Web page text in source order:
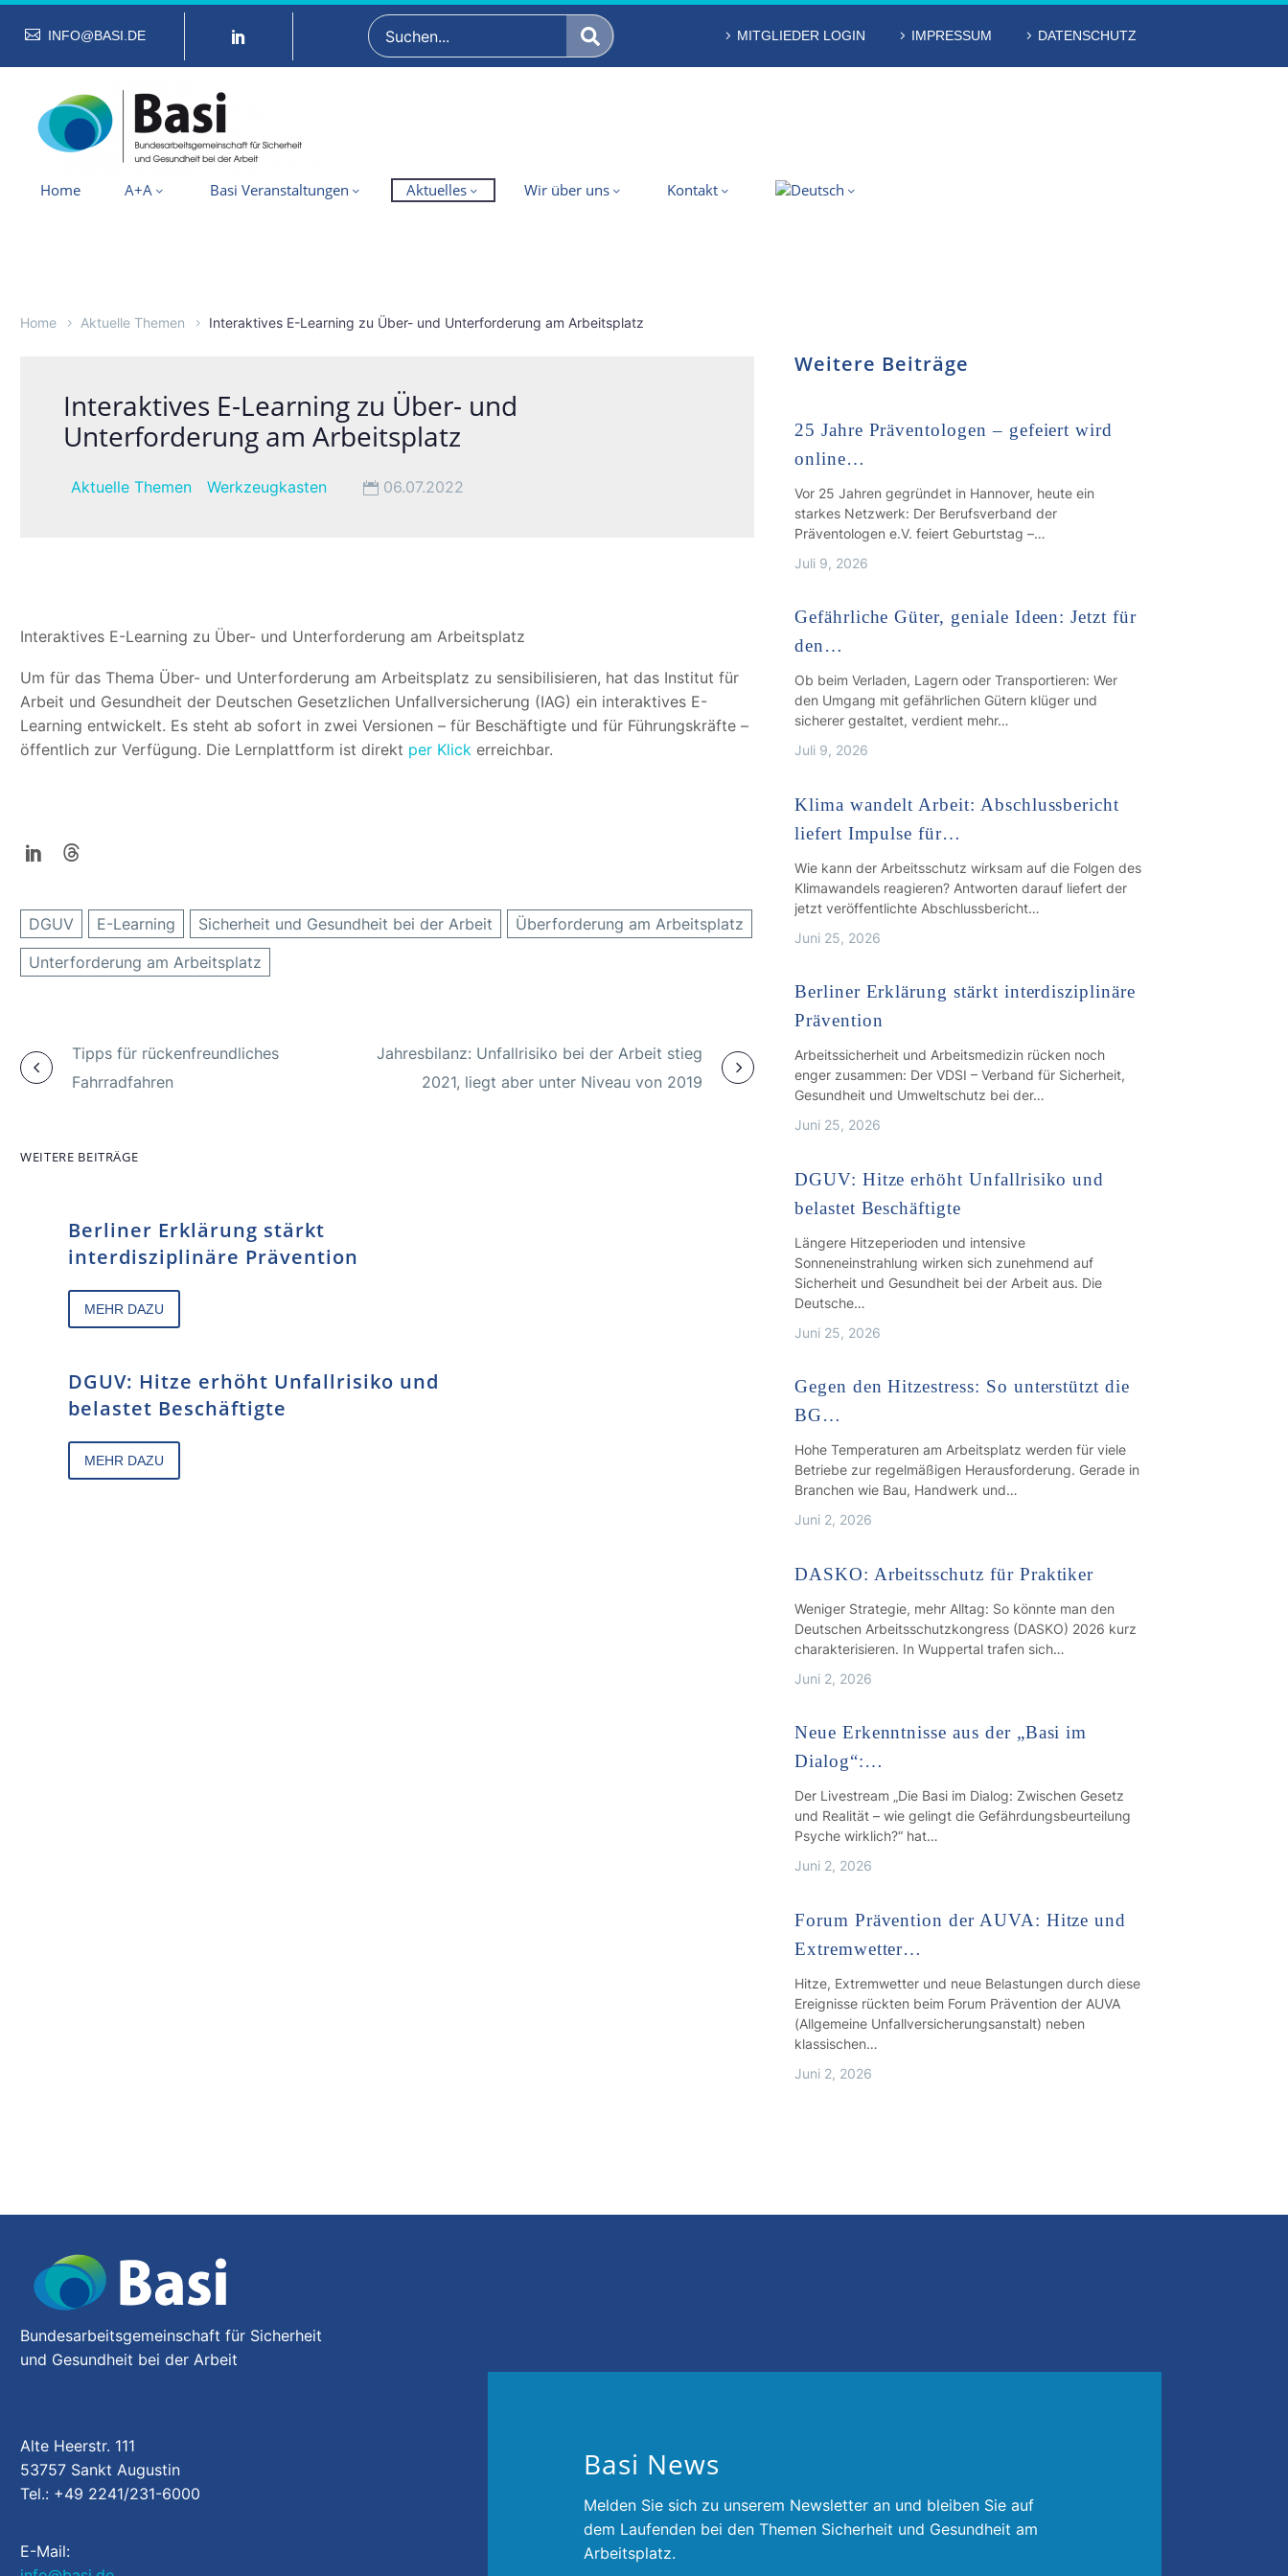
INFO@BASI.DE MITGLIEDER LOGIN IMPRESSUM DATENSCHUTZ
Home A+A Basi Veranstaltungen Aktuelles Wir über uns Kontakt
Home Aktuelle Themen Interaktives E-Learning zu Über- und Unterforderung am Arbeitsplatz
Interaktives E-Learning zu Über- und
Unterforderung am Arbeitsplatz
Aktuelle Themen Werkzeugkasten 06.07.2022
Interaktives E-Learning zu Über- und Unterforderung am Arbeitsplatz
Um für das Thema Über- und Unterforderung am Arbeitsplatz zu sensibilisieren, hat das Institut für
Arbeit und Gesundheit der Deutschen Gesetzlichen Unfallversicherung (IAG) ein interaktives E-
Learning entwickelt. Es steht ab sofort in zwei Versionen – für Beschäftigte und für Führungskräfte –
öffentlich zur Verfügung. Die Lernplattform ist direkt per Klick erreichbar.
DGUV E-Learning Sicherheit und Gesundheit bei der Arbeit
Überforderung am Arbeitsplatz
Unterforderung am Arbeitsplatz
Tipps für rückenfreundliches
Fahrradfahren
Jahresbilanz: Unfallrisiko bei der Arbeit stieg
2021, liegt aber unter Niveau von 2019
WEITERE BEITRÄGE
Berliner Erklärung stärkt
interdisziplinäre Prävention
MEHR DAZU
DGUV: Hitze erhöht Unfallrisiko und
belastet Beschäftigte
MEHR DAZU
Weitere Beiträge
25 Jahre Präventologen – gefeiert wird
online…
Vor 25 Jahren gegründet in Hannover, heute ein
starkes Netzwerk: Der Berufsverband der
Präventologen e.V. feiert Geburtstag –…
Juli 9, 2026
Gefährliche Güter, geniale Ideen: Jetzt für
den…
Ob beim Verladen, Lagern oder Transportieren: Wer
den Umgang mit gefährlichen Gütern klüger und
sicherer gestaltet, verdient mehr…
Juli 9, 2026
Klima wandelt Arbeit: Abschlussbericht
liefert Impulse für…
Wie kann der Arbeitsschutz wirksam auf die Folgen des
Klimawandels reagieren? Antworten darauf liefert der
jetzt veröffentlichte Abschlussbericht…
Juni 25, 2026
Berliner Erklärung stärkt interdisziplinäre
Prävention
Arbeitssicherheit und Arbeitsmedizin rücken noch
enger zusammen: Der VDSI – Verband für Sicherheit,
Gesundheit und Umweltschutz bei der…
Juni 25, 2026
DGUV: Hitze erhöht Unfallrisiko und
belastet Beschäftigte
Längere Hitzeperioden und intensive
Sonneneinstrahlung wirken sich zunehmend auf
Sicherheit und Gesundheit bei der Arbeit aus. Die
Deutsche…
Juni 25, 2026
Gegen den Hitzestress: So unterstützt die
BG…
Hohe Temperaturen am Arbeitsplatz werden für viele
Betriebe zur regelmäßigen Herausforderung. Gerade in
Branchen wie Bau, Handwerk und…
Juni 2, 2026
DASKO: Arbeitsschutz für Praktiker
Weniger Strategie, mehr Alltag: So könnte man den
Deutschen Arbeitsschutzkongress (DASKO) 2026 kurz
charakterisieren. In Wuppertal trafen sich…
Juni 2, 2026
Neue Erkenntnisse aus der „Basi im
Dialog“:…
Der Livestream „Die Basi im Dialog: Zwischen Gesetz
und Realität – wie gelingt die Gefährdungsbeurteilung
Psyche wirklich?“ hat…
Juni 2, 2026
Forum Prävention der AUVA: Hitze und
Extremwetter…
Hitze, Extremwetter und neue Belastungen durch diese
Ereignisse rückten beim Forum Prävention der AUVA
(Allgemeine Unfallversicherungsanstalt) neben
klassischen…
Juni 2, 2026
Bundesarbeitsgemeinschaft für Sicherheit
und Gesundheit bei der Arbeit
Alte Heerstr. 111
53757 Sankt Augustin
Tel.: +49 2241/231-6000
E-Mail:
Basi News
Melden Sie sich zu unserem Newsletter an und bleiben Sie auf
dem Laufenden bei den Themen Sicherheit und Gesundheit am
Arbeitsplatz.